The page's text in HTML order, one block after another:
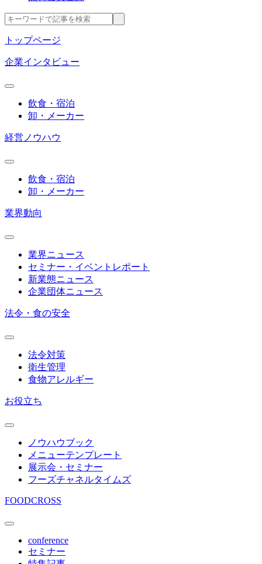
トップページ
企業インタビュー
飲食・宿泊
卸・メーカー
経営ノウハウ
飲食・宿泊
卸・メーカー
業界動向
業界ニュース
セミナー・イベントレポート
新業態ニュース
企業団体ニュース
法令・食の安全
法令対策
衛生管理
食物アレルギー
お役立ち
ノウハウブック
メニューテンプレート
展示会・セミナー
フーズチャネルタイムズ
FOODCROSS
conference
セミナー